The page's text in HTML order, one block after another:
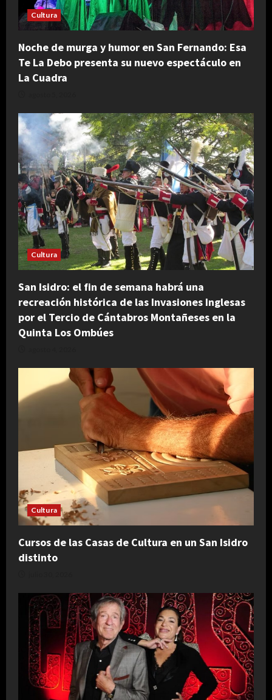
Cultura
Noche de murga y humor en San Fernando: Esa
Te La Debo presenta su nuevo espectáculo en
La Cuadra
Cultura
San Isidro: el fin de semana habrá una
recreación histórica de las Invasiones Inglesas
por el Tercio de Cántabros Montañeses en la
Quinta Los Ombúes
Cultura
Cursos de las Casas de Cultura en un San Isidro
distinto